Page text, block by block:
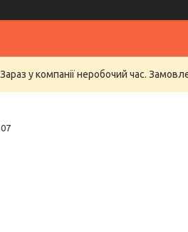
Зараз у компанії неробочий час.